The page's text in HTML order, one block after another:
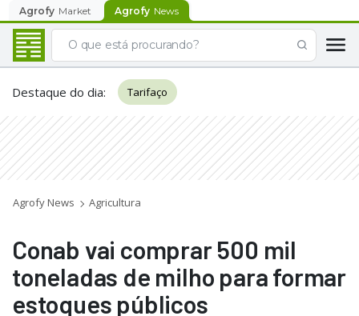
Agrofy Market Agrofy News
Destaque do dia: Tarifaço
Agrofy News Agricultura
Conab vai comprar 500 mil
toneladas de milho para formar
estoques públicos